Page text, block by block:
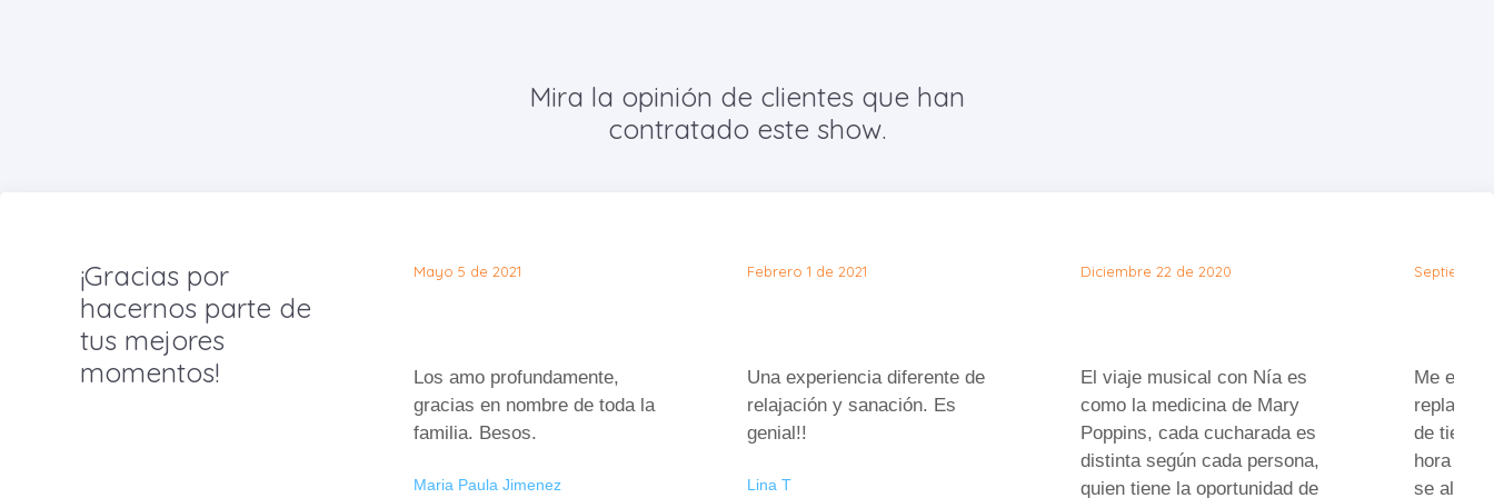
Mira la opinión de clientes que han
contratado este show.
¡Gracias por
hacernos parte de
tus mejores
momentos!
Mayo 5 de 2021
Los amo profundamente,
gracias en nombre de toda la
familia. Besos.
Maria Paula Jimenez
Febrero 1 de 2021
Una experiencia diferente de
relajación y sanación. Es
genial!!
Lina T
Diciembre 22 de 2020
El viaje musical con Nía es
como la medicina de Mary
Poppins, cada cucharada es
distinta según cada persona,
quien tiene la oportunidad de
Me
de
hora y
se